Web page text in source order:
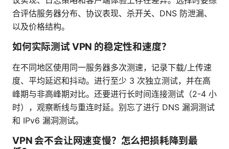
合评估服务器分布、协议表现、杀开关、DNS 防泄漏、
以及价格结构。
如何实际测试 VPN 的稳定性和速度？
在不同地区使用同一服务器多次测速，记录下载/上传速
度、平均延迟和抖动。进行至少 3 次独立测试，并在高
峰期与非高峰期对比。还要进行长时间连接测试（2-4 小
时），观察断线与重连时延。别忘了进行 DNS 漏洞测试
和 IPv6 漏洞测试。
VPN 会不会让网速变慢？怎么把损耗降到最